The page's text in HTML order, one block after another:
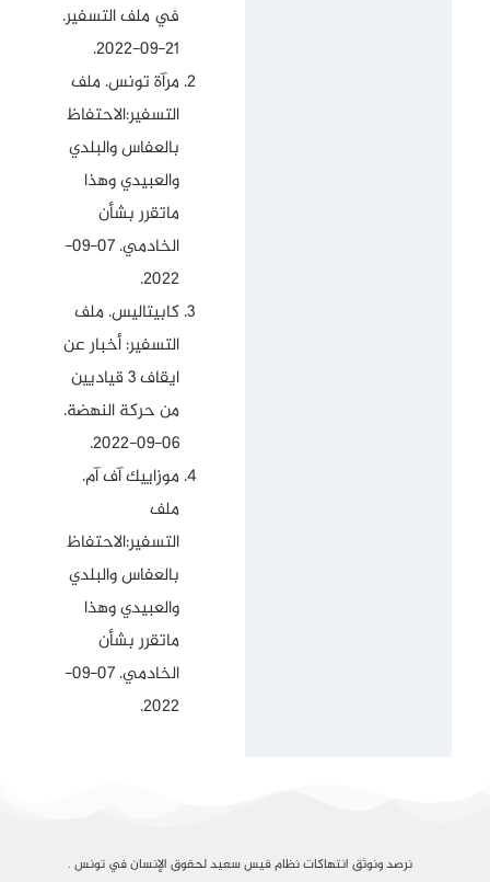
في ملف التسفير.
21-09-2022.
مرآة تونس.ملف
التسفير:الاحتفاظ
بالعفاس والبلدي
والعبيدي وهذا
ماتقرر بشأن
الخادمي
. 07-09-
2022.
كابيتاليس.ملف
التسفير: أخبار عن
ايقاف 3 قياديين
من حركة النهضة.
06-09-2022.
موزاييك آف آم.
ملف
التسفير:الاحتفاظ
بالعفاس والبلدي
والعبيدي وهذا
ماتقرر بشأن
الخادمي
. 07-09-
2022.
نرصد ونوثق انتهاكات نظام قيس سعيد لحقوق الإنسان في تونس .